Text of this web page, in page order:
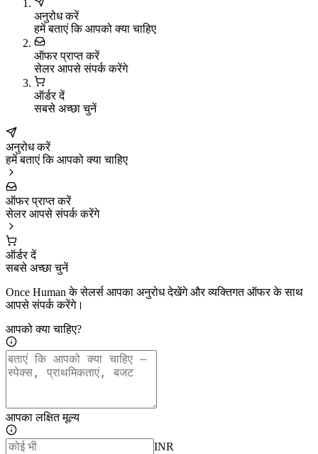
अनुरोध करें
हमें बताएं कि आपको क्या चाहिए
ऑफर प्राप्त करें
सेलर आपसे संपर्क करेंगे
ऑर्डर दें
सबसे अच्छा चुनें
अनुरोध करें
हमें बताएं कि आपको क्या चाहिए
ऑफर प्राप्त करें
सेलर आपसे संपर्क करेंगे
ऑर्डर दें
सबसे अच्छा चुनें
Once Human के सेलर्स आपका अनुरोध देखेंगे और व्यक्तिगत ऑफर के साथ
आपसे संपर्क करेंगे।
आपको क्या चाहिए?
आपका लक्षित मूल्य
INR